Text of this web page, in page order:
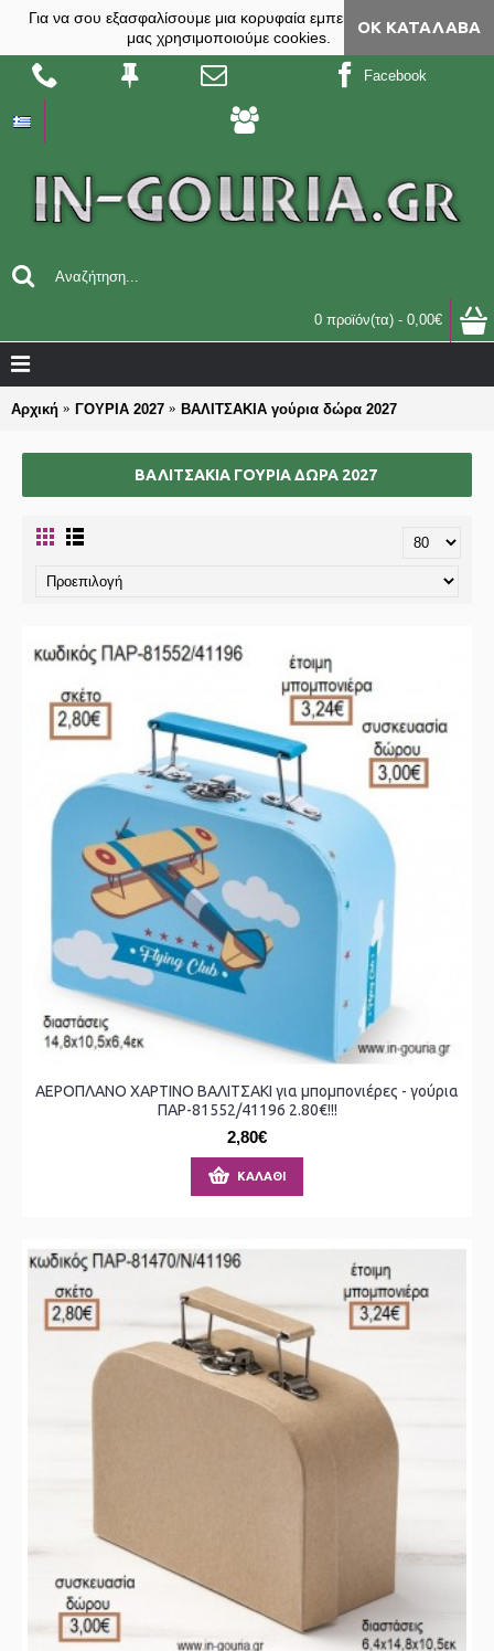
Για να σου εξασφαλίσουμε μια κορυφαία εμπειρία, στο site
μας χρησιμοποιούμε cookies.
ΟΚ ΚΑΤΆΛΑΒΑ
Facebook
0 προϊόν(τα) - 0,00€
Αρχική ΓΟΥΡΙΑ 2027 ΒΑΛΙΤΣΑΚΙΑ γούρια δώρα 2027
ΒΑΛΙΤΣΑΚΙΑ ΓΟΎΡΙΑ ΔΏΡΑ 2027
ΑΕΡΟΠΛΑΝΟ ΧΑΡΤΙΝΟ ΒΑΛΙΤΣΑΚΙ για μπομπονιέρες - γούρια
ΠΑΡ-81552/41196 2.80€!!!
2,80€
ΚΑΛΆΘΙ